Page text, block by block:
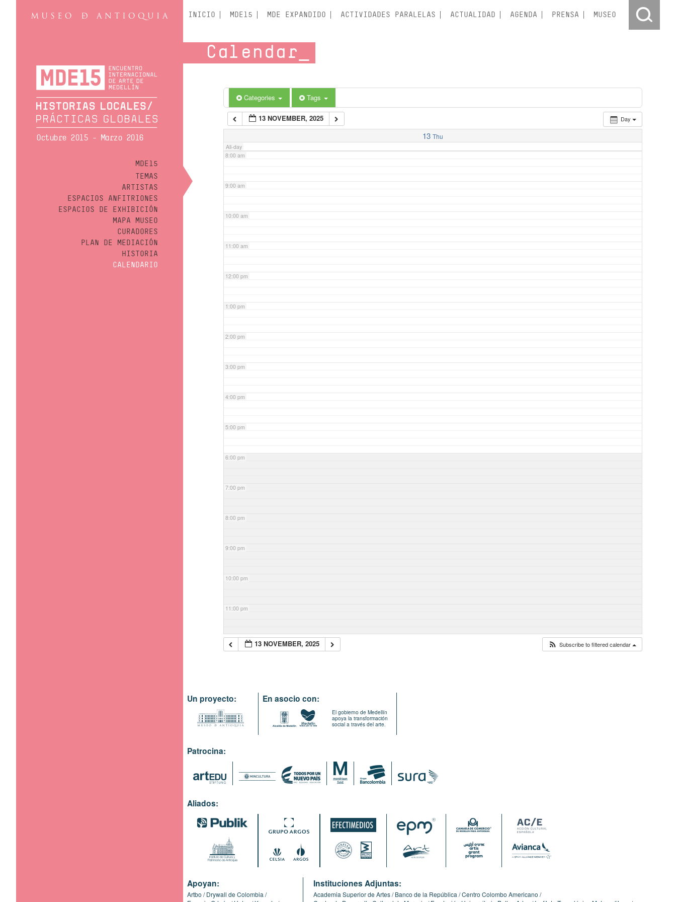
Octubre 2015 - Marzo 2016
MDE15
TEMAS
ARTISTAS
ESPACIOS ANFITRIONES
ESPACIOS DE EXHIBICIÓN
MAPA MUSEO
CURADORES
PLAN DE MEDIACIÓN
HISTORIA
CALENDARIO
INICIO MDE15 MDE EXPANDIDO ACTIVIDADES PARALELAS ACTUALIDAD AGENDA PRENSA MUSEO
Calendar
Categories Tags
Day
13 NOVEMBER, 2025
13 Thu
All-day
5:00 am
6:00 am
7:00 am
8:00 am
9:00 am
10:00 am
11:00 am
12:00 pm
1:00 pm
2:00 pm
3:00 pm
4:00 pm
5:00 pm
6:00 pm
7:00 pm
8:00 pm
9:00 pm
10:00 pm
11:00 pm
13 NOVEMBER, 2025 Subscribe to filtered calendar
Un proyecto: En asocio con:
El gobierno de Medellín
apoya la transformación
social a través del arte.
Patrocina:
Aliados:
Apoyan:
Artbo
Drywall de Colombia
Instituciones Adjuntas:
Academia Superior de Artes Banco de la República Centro Colombo Americano